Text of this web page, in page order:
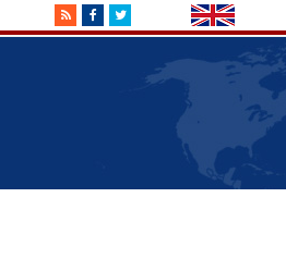
RSSFacebookTwitter